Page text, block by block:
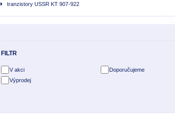
Úvodní
stránka
tranzistory USSR KT 907-922
FILTR
V akci Doporučujeme
Výprodej